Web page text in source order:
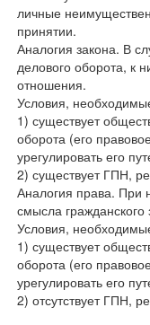
личные
принятии.
Аналогия закона. В
делового оборота, к
отношения.
Условия,
1) существует
оборота (его
урегулировать его
2) существует ГПН,
Аналогия права. При
смысла гражданского
Условия,
1) существует
оборота (его
урегулировать его
2) отсутствует ГПН,